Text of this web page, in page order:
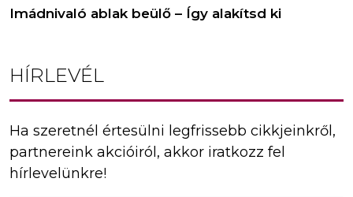
Imádnivaló ablak beülő – Így alakítsd ki
HÍRLEVÉL
Ha szeretnél értesülni legfrissebb cikkjeinkről,
partnereink akcióiról, akkor iratkozz fel
hírlevelünkre!